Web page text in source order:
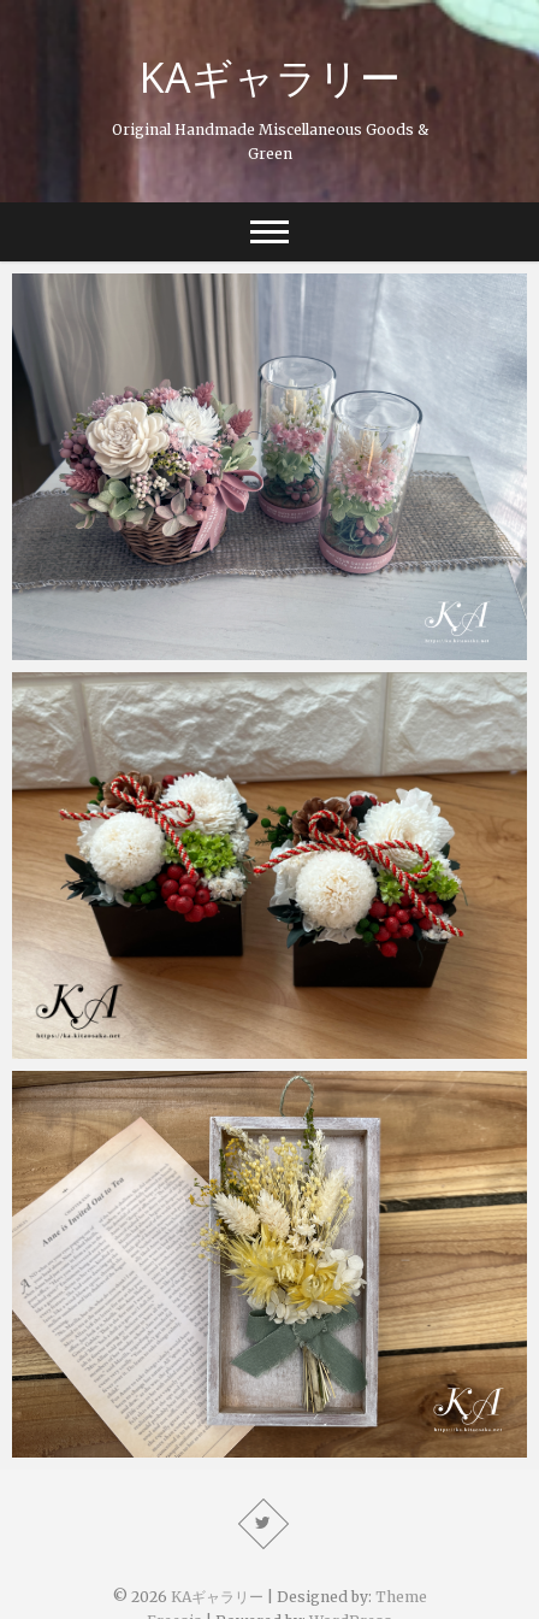
KAギャラリー
Original Handmade Miscellaneous Goods &
Green
KA 2023年5月11日
KA 2022年12月17日
© 2026 KAギャラリー | Designed by: Theme